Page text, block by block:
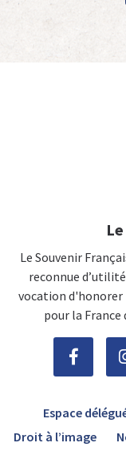
Le Souvenir
reconnue
vocation d'honorer
pour la France
Espace
Droit à l’image